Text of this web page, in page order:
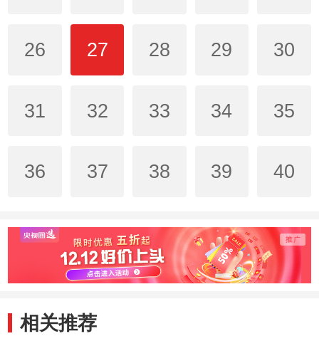
26 27 28 29 30
31 32 33 34 35
36 37 38 39 40
相关推荐